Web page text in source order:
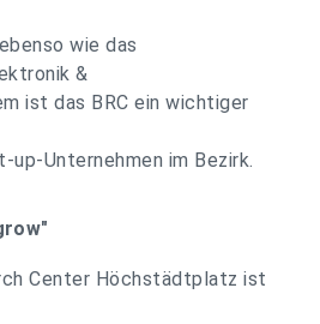
wie das
&
ist das BRC ein wichtiger
up-Unternehmen im Bezirk.
Center Höchstädtplatz ist